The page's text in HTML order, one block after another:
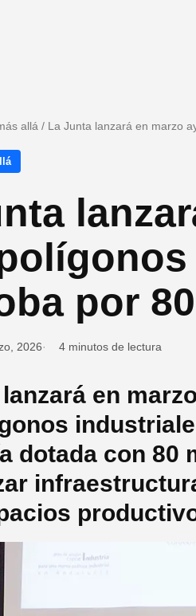
allá / La Junta lanzará en marzo
por
2026 4 minutos de lectura
en
dotada con 80